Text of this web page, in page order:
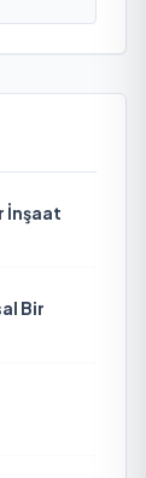
İnşaat
Bir